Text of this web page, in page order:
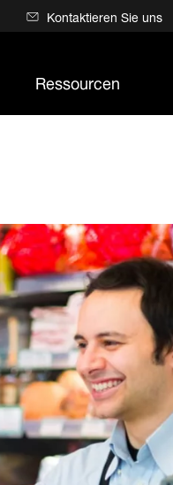
Kontaktieren Sie uns
Ressourcen